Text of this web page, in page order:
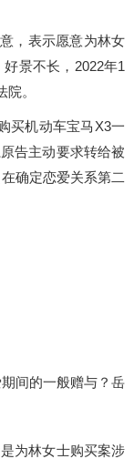
，表示愿意为林女
景不长，2022年1
。
买机动车宝马X3一
告主动要求转给被
确定恋爱关系第二
间的一般赠与？岳
为林女士购买案涉